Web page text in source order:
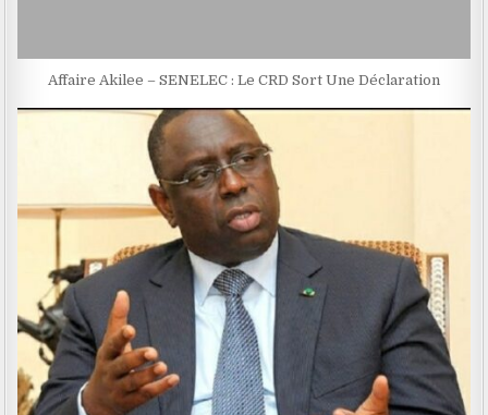
Affaire Akilee – SENELEC : Le CRD Sort Une Déclaration